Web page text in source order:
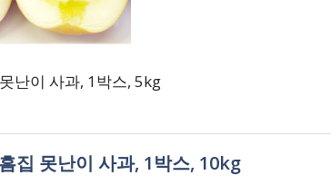
난이 사과, 1박스, 5kg
집 못난이 사과, 1박스, 10kg